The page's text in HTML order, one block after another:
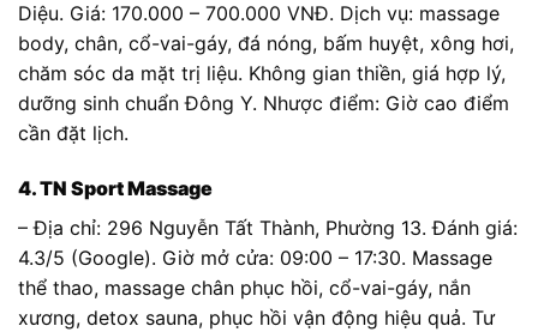
Diệu. Giá: 170.000 – 700.000 VNĐ. Dịch vụ: massage
body, chân, cổ-vai-gáy, đá nóng, bấm huyệt, xông hơi,
chăm sóc da mặt trị liệu. Không gian thiền, giá hợp lý,
dưỡng sinh chuẩn Đông Y. Nhược điểm: Giờ cao điểm
cần đặt lịch.
4. TN Sport Massage
– Địa chỉ: 296 Nguyễn Tất Thành, Phường 13. Đánh giá:
4.3/5 (Google). Giờ mở cửa: 09:00 – 17:30. Massage
thể thao, massage chân phục hồi, cổ-vai-gáy, nắn
xương, detox sauna, phục hồi vận động hiệu quả. Tư